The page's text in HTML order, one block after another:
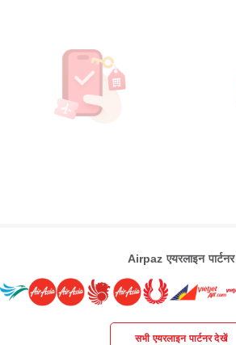
Airpaz एयरलाइन पार्टनर
सभी एयरलाइन पार्टनर देखें